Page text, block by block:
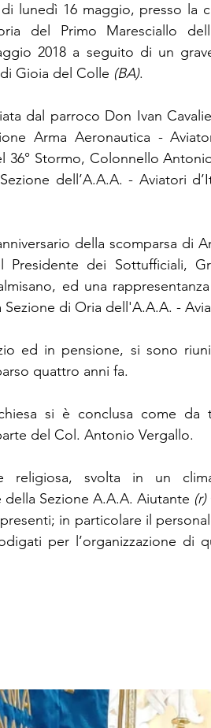
del Primo Maresciallo
2018 a seguito di un
Gioia del Colle (BA).
dal parroco Don Ivan
Arma Aeronautica -
36° Stormo, Colonnello
dell’A.A.A. - Aviatori
della scomparsa di
Presidente dei Sottufficiali,
ed una
di Oria dell'A.A.A. -
ed in pensione, si sono
quattro anni fa.
si è conclusa come da
del Col. Antonio Vergallo.
religiosa, svolta in un
Sezione A.A.A. Aiutante (r)
in particolare il
per l’organizzazione di